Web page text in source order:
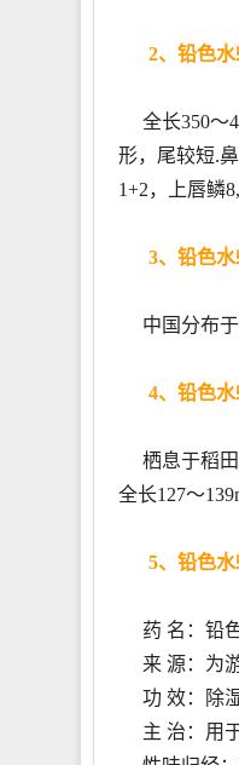
2、铅色水
全长350～
形，尾较短.
1+2，上唇鳞
3、铅色水
中国分布于
4、铅色水
栖息于稻田/
全长127～
5、铅色水
药 名：铅
来 源：为游
功 效：除湿
主 治：用于